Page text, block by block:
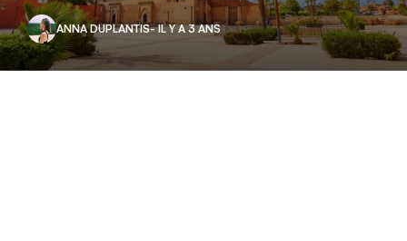
ANNA DUPLANTIS- IL Y A 3 ANS